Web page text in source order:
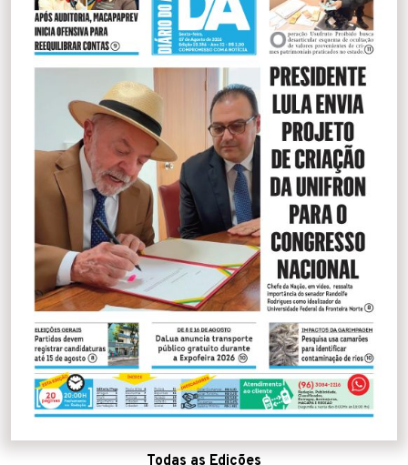
Todas as Edições